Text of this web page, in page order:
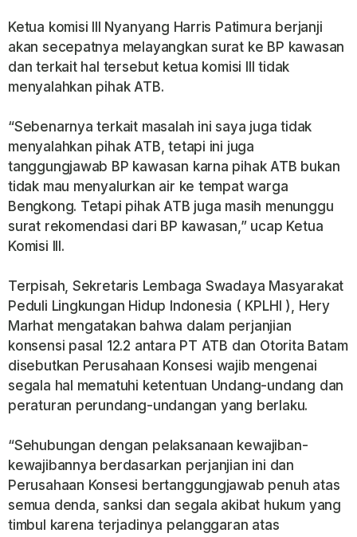
Ketua komisi III Nyanyang Harris Patimura berjanji
akan secepatnya melayangkan surat ke BP kawasan
dan terkait hal tersebut ketua komisi III tidak
menyalahkan pihak ATB.
“Sebenarnya terkait masalah ini saya juga tidak
menyalahkan pihak ATB, tetapi ini juga
tanggungjawab BP kawasan karna pihak ATB bukan
tidak mau menyalurkan air ke tempat warga
Bengkong. Tetapi pihak ATB juga masih menunggu
surat rekomendasi dari BP kawasan,” ucap Ketua
Komisi III.
Terpisah, Sekretaris Lembaga Swadaya Masyarakat
Peduli Lingkungan Hidup Indonesia ( KPLHI ), Hery
Marhat mengatakan bahwa dalam perjanjian
konsensi pasal 12.2 antara PT ATB dan Otorita Batam
disebutkan Perusahaan Konsesi wajib mengenai
segala hal mematuhi ketentuan Undang-undang dan
peraturan perundang-undangan yang berlaku.
“Sehubungan dengan pelaksanaan kewajiban-
kewajibannya berdasarkan perjanjian ini dan
Perusahaan Konsesi bertanggungjawab penuh atas
semua denda, sanksi dan segala akibat hukum yang
timbul karena terjadinya pelanggaran atas